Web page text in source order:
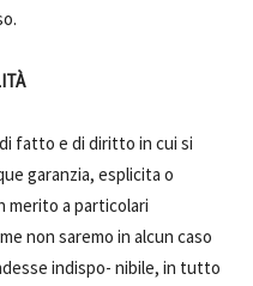
fatto e di diritto in cui si
garanzia, esplicita o
merito a particolari
non saremo in alcun caso
indispo- nibile, in tutto